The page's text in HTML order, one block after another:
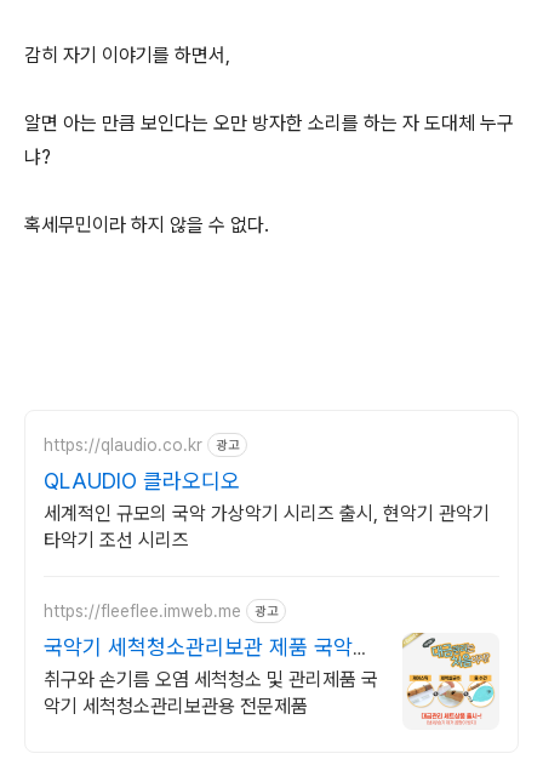
감히 자기 이야기를 하면서,
알면 아는 만큼 보인다는 오만 방자한 소리를 하는 자 도대체 누구
냐?
혹세무민이라 하지 않을 수 없다.
https://qlaudio.co.kr 광고
QLAUDIO 클라오디오
세계적인 규모의 국악 가상악기 시리즈 출시, 현악기 관악기
타악기 조선 시리즈
https://fleeflee.imweb.me 광고
국악기 세척청소관리보관 제품 국악기
청소세척보관용 제품들
취구와 손기름 오염 세척청소 및 관리제품 국
악기 세척청소관리보관용 전문제품